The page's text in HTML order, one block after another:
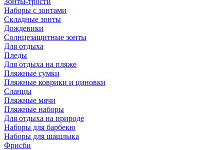
Наборы с зонтами
Складные зонты
Дождевики
Солнцезащитные зонты
Для отдыха
Пледы
Для отдыха на пляже
Пляжные сумки
Пляжные коврики и циновки
Сланцы
Пляжные мячи
Пляжные наборы
Для отдыха на природе
Наборы для барбекю
Наборы для шашлыка
Фрисби